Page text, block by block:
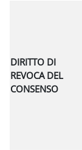
DIRITTO DI
REVOCA DEL
CONSENSO